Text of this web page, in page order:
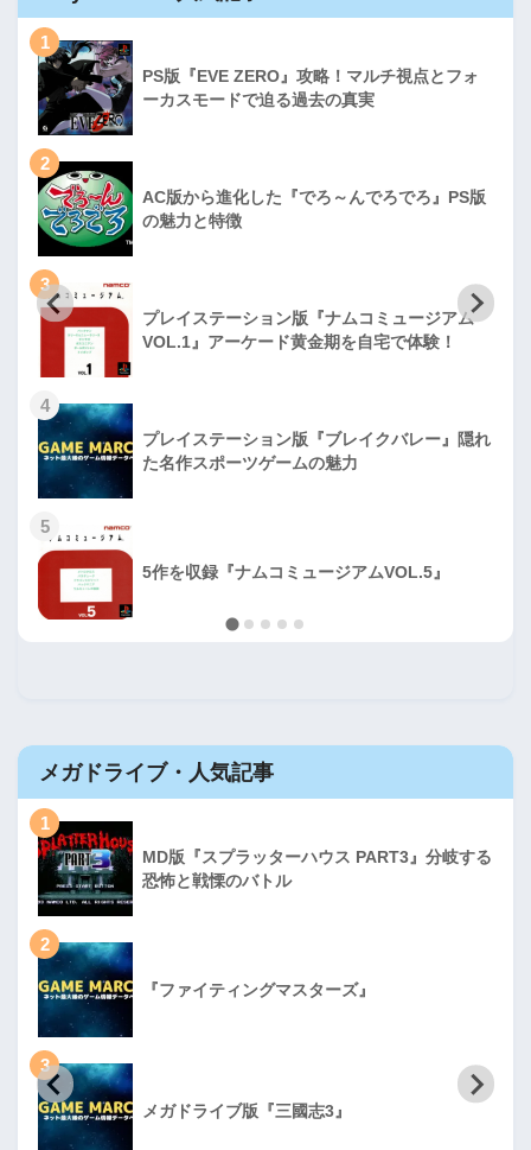
1
PS版『EVE ZERO』攻略！マルチ視点とフォ
ーカスモードで迫る過去の真実
2
AC版から進化した『でろ～んでろでろ』PS版
の魅力と特徴
3
プレイステーション版『ナムコミュージアム
VOL.1』アーケード黄金期を自宅で体験！
4
プレイステーション版『ブレイクバレー』隠れ
た名作スポーツゲームの魅力
5
5作を収録『ナムコミュージアムVOL.5』
メガドライブ・人気記事
1
MD版『スプラッターハウス PART3』分岐する
恐怖と戦慄のバトル
2
『ファイティングマスターズ』
3
メガドライブ版『三國志3』